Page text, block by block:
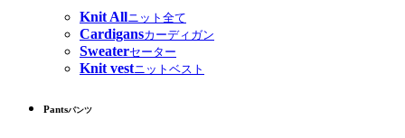
Knit Allニット全て
Cardigansカーディガン
Sweaterセーター
Knit vestニットベスト
Pantsパンツ